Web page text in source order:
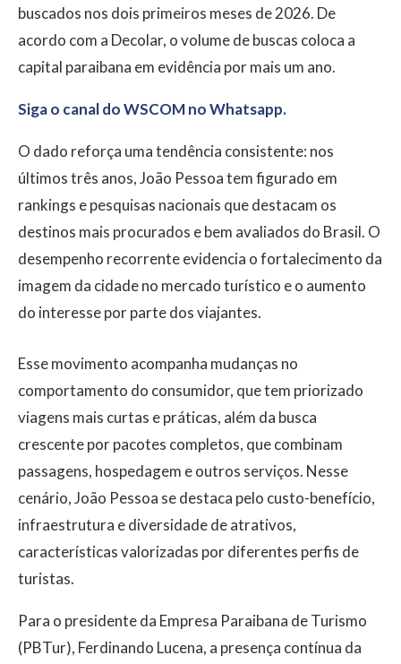
buscados nos dois primeiros meses de 2026. De
acordo com a Decolar, o volume de buscas coloca a
capital paraibana em evidência por mais um ano.
Siga o canal do WSCOM no Whatsapp.
O dado reforça uma tendência consistente: nos
últimos três anos, João Pessoa tem figurado em
rankings e pesquisas nacionais que destacam os
destinos mais procurados e bem avaliados do Brasil. O
desempenho recorrente evidencia o fortalecimento da
imagem da cidade no mercado turístico e o aumento
do interesse por parte dos viajantes.
Esse movimento acompanha mudanças no
comportamento do consumidor, que tem priorizado
viagens mais curtas e práticas, além da busca
crescente por pacotes completos, que combinam
passagens, hospedagem e outros serviços. Nesse
cenário, João Pessoa se destaca pelo custo-benefício,
infraestrutura e diversidade de atrativos,
características valorizadas por diferentes perfis de
turistas.
Para o presidente da Empresa Paraibana de Turismo
(PBTur), Ferdinando Lucena, a presença contínua da